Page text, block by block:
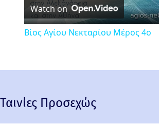
Video
Watch on
Βίος Αγίου Νεκταρίου Μέρος 4ο
Ταινίες Προσεχώς